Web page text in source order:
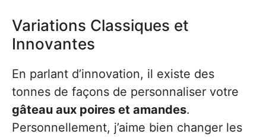
Variations Classiques et
Innovantes
En parlant d’innovation, il existe des
tonnes de façons de personnaliser votre
gâteau aux poires et amandes.
Personnellement, j’aime bien changer les